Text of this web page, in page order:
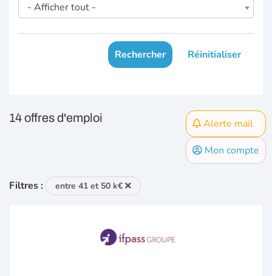
- Afficher tout -
Rechercher Réinitialiser
14 offres d'emploi
Alerte mail
Mon compte
Filtres : entre 41 et 50 k€